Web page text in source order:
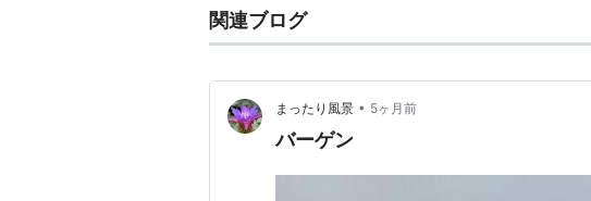
関連ブログ
まったり風景 • 5ヶ月前
バーゲン